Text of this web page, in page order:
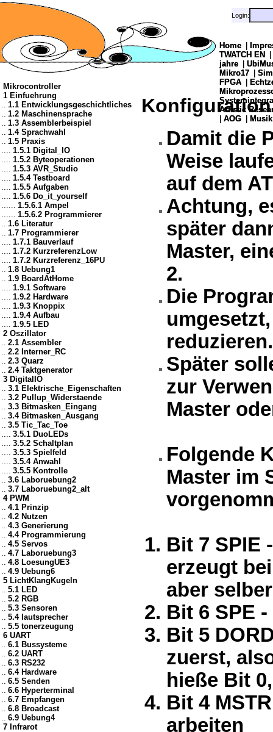
Home
TWATCH EN
jahre
Mikro17
FPGA
Artistic
AOG Musik
Login:
Mikrocontroller
1 Einfuehrung
.. 1.1 Entwicklungsgeschichtliches
.. 1.2 Maschinensprache
.. 1.3 Assemblerbeispiel
.. 1.4 Sprachwahl
.. 1.5 Praxis
.... 1.5.1 Digital_IO
.... 1.5.2 Byteoperationen
.... 1.5.3 AVR_Studio
.... 1.5.4 Testboard
.... 1.5.5 Aufgaben
.... 1.5.6 Do_it_yourself
...... 1.5.6.1 Ampel
...... 1.5.6.2 Programmierer
.. 1.6 Literatur
.. 1.7 Programmierer
.... 1.7.1 Bauverlauf
.... 1.7.2 KurzreferenzLow
.... 1.7.2 Kurzreferenz_16PU
.. 1.8 Uebung1
.. 1.9 BoardAtHome
.... 1.9.1 Software
.... 1.9.2 Hardware
.... 1.9.3 Knoppix
.... 1.9.4 Aufbau
.... 1.9.5 LED
2 Oszillator
.. 2.1 Assembler
.. 2.2 Interner_RC
.. 2.3 Quarz
.. 2.4 Taktgenerator
3 DigitalIO
.. 3.1 Elektrische_Eigenschaften
.. 3.2 Pullup_Widerstaende
.. 3.3 Bitmasken_Eingang
.. 3.4 Bitmasken_Ausgang
.. 3.5 Tic_Tac_Toe
.... 3.5.1 DuoLEDs
.... 3.5.2 Schaltplan
.... 3.5.3 Spielfeld
.... 3.5.4 Anwahl
.... 3.5.5 Kontrolle
.. 3.6 Laboruebung2
.. 3.7 Laboruebung2_alt
4 PWM
.. 4.1 Prinzip
.. 4.2 Nutzen
.. 4.3 Generierung
.. 4.4 Programmierung
.. 4.5 Servos
.. 4.7 Laboruebung3
.. 4.8 LoesungUE3
.. 4.9 Uebung6
5 LichtKlangKugeln
.. 5.1 LED
.. 5.2 RGB
.. 5.3 Sensoren
.. 5.4 lautsprecher
.. 5.5 tonerzeugung
6 UART
.. 6.1 Bussysteme
.. 6.2 UART
.. 6.3 RS232
.. 6.4 Hardware
.. 6.5 Senden
.. 6.6 Hyperterminal
.. 6.7 Empfangen
.. 6.8 Broadcast
.. 6.9 Uebung4
7 Infrarot
Home
TWATCH EN
jahre
Mikro17
FPGA
Artistic
AOG Musik
Login:
Damit die
Weise
auf dem
Achtung,
später
Master,
2.
Die
reduzieren.
Später
zur
Master
Folgende
Master im
Bit 7 SPIE
erzeugt
aber
Bit 6 SPE
Bit 5
zuerst,
hieße Bit
Bit 4
arbeiten